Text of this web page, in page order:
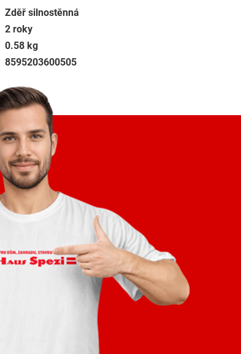
Zděř silnostěnná
2 roky
0.58 kg
8595203600505